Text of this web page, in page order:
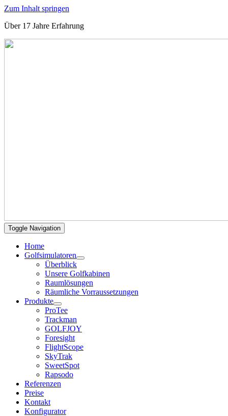
Zum Inhalt springen
Über 17 Jahre Erfahrung
Toggle Navigation
Home
Golfsimulatoren
Überblick
Unsere Golfkabinen
Raumlösungen
Räumliche Vorraussetzungen
Produkte
ProTee
Trackman
GOLFJOY
Foresight
FlightScope
SkyTrak
SweetSpot
Rapsodo
Referenzen
Preise
Kontakt
Konfigurator